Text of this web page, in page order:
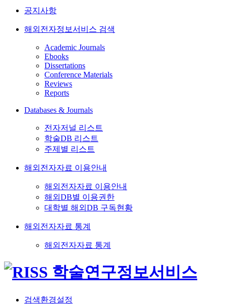
공지사항
해외전자정보서비스 검색
Academic Journals
Ebooks
Dissertations
Conference Materials
Reviews
Reports
Databases & Journals
전자저널 리스트
학술DB 리스트
주제별 리스트
해외전자자료 이용안내
해외전자자료 이용안내
해외DB별 이용권한
대학별 해외DB 구독현황
해외전자자료 통계
해외전자자료 통계
검색환경설정